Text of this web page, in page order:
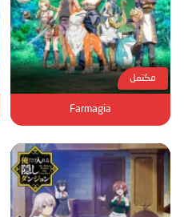
الحلقة 88
الحلقة 89
الحلقة 90
الحلقة 92
الحلقة 93
الحلقة 94
الحلقة 95
مكتمل
Farmagia